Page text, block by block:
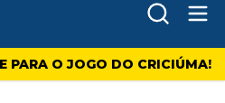
PARA O JOGO DO CRICIÚMA!